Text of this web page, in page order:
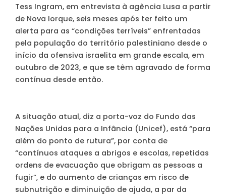
Tess Ingram, em entrevista à agência Lusa a partir
de Nova Iorque, seis meses após ter feito um
alerta para as “condições terríveis” enfrentadas
pela população do território palestiniano desde o
início da ofensiva israelita em grande escala, em
outubro de 2023, e que se têm agravado de forma
contínua desde então.
A situação atual, diz a porta-voz do Fundo das
Nações Unidas para a Infância (Unicef), está “para
além do ponto de rutura”, por conta de
“contínuos ataques a abrigos e escolas, repetidas
ordens de evacuação que obrigam as pessoas a
fugir”, e do aumento de crianças em risco de
subnutrição e diminuição de ajuda, a par da